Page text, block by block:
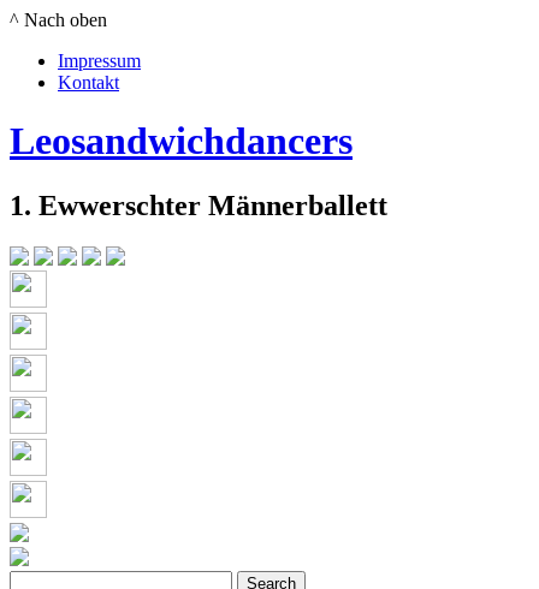
^ Nach oben
Impressum
Kontakt
Leosandwichdancers
1. Ewwerschter Männerballett